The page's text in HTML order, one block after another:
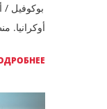
بوكوفيل /
أوكرانيا.